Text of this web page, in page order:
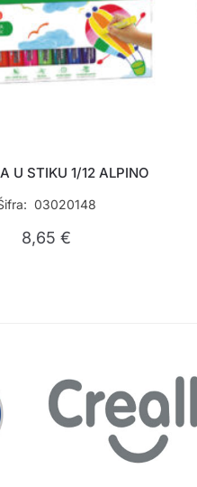
U STIKU 1/12 ALPINO
03020148
8,65€